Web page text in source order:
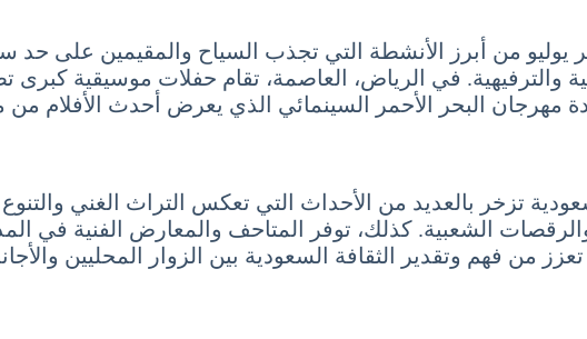
يوليو من أبرز الأنشطة التي تجذب السياح والمقيمين على حد
والترفيهية. في الرياض، العاصمة، تقام حفلات موسيقية كبرى
مهرجان البحر الأحمر السينمائي الذي يعرض أحدث الأفلام
تزخر بالعديد من الأحداث التي تعكس التراث الغني
الشعبية. كذلك، توفر المتاحف والمعارض الفنية في
من فهم وتقدير الثقافة السعودية بين الزوار المحليين